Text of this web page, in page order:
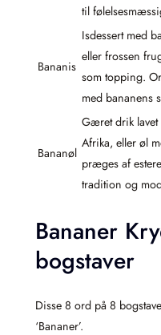
til
Bananis
Isdessert med
eller frossen
som topping.
med bananens
Bananøl
Gæret drik
Afrika, eller øl
præges af
tradition og
Bananer
bogstaver
Disse 8 ord på 8
‘Bananer’.